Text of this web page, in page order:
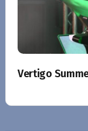
Vertigo